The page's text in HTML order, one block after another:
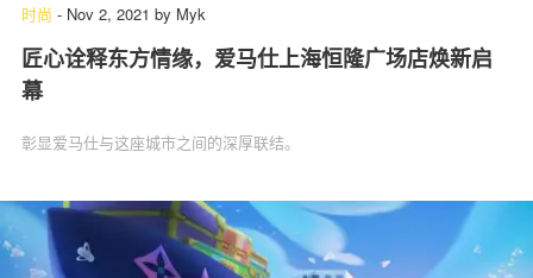
时尚 - Nov 2, 2021 by Myk
匠心诠释东方情缘，爱马仕上海恒隆广场店焕新启
幕
彰显爱马仕与这座城市之间的深厚联结。